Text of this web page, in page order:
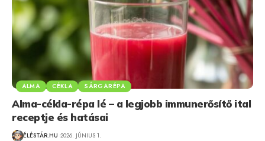
ALMA CÉKLA SÁRGARÉPA
Alma-cékla-répa lé – a legjobb immunerősítő ital
receptje és hatásai
ÉLÉSTÁR.HU 2026. JÚNIUS 1.